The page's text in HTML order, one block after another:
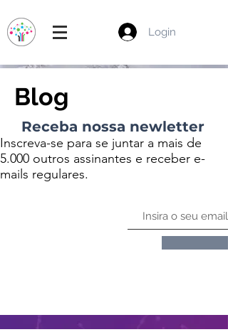
Login
Blog
Receba nossa newletter
Inscreva-se para se juntar a mais de
5.000 outros assinantes e receber e-
mails regulares.